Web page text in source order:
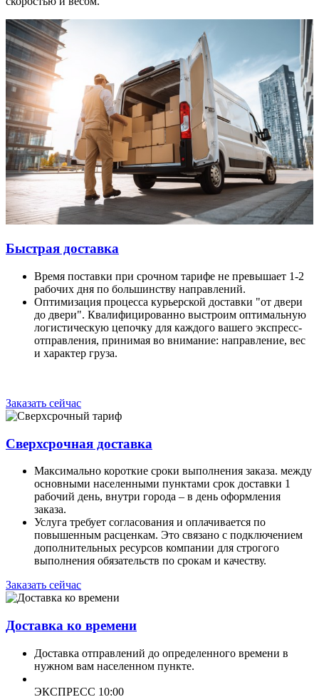
Быстрая доставка
Время поставки при срочном тарифе не превышает 1-2
рабочих дня по большинству направлений.
Оптимизация процесса курьерской доставки "от двери
до двери". Квалифицированно выстроим оптимальную
логистическую цепочку для каждого вашего экспресс-
отправления, принимая во внимание: направление, вес
и характер груза.
Заказать сейчас
Сверхсрочная доставка
Максимально короткие сроки выполнения заказа. между
основными населенными пунктами срок доставки 1
рабочий день, внутри города – в день оформления
заказа.
Услуга требует согласования и оплачивается по
повышенным расценкам. Это связано с подключением
дополнительных ресурсов компании для строгого
выполнения обязательств по срокам и качеству.
Заказать сейчас
Доставка ко времени
Доставка отправлений до определенного времени в
нужном вам населенном пункте.
ЭКСПРЕСС 10:00